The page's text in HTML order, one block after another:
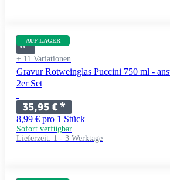
AUF LAGER
+ 11 Variationen
Gravur Rotweinglas Puccini 750 ml -
2er Set
35,95 €*
8,99 € pro 1 Stück
Sofort verfügbar
Lieferzeit: 1 - 3 Werktage